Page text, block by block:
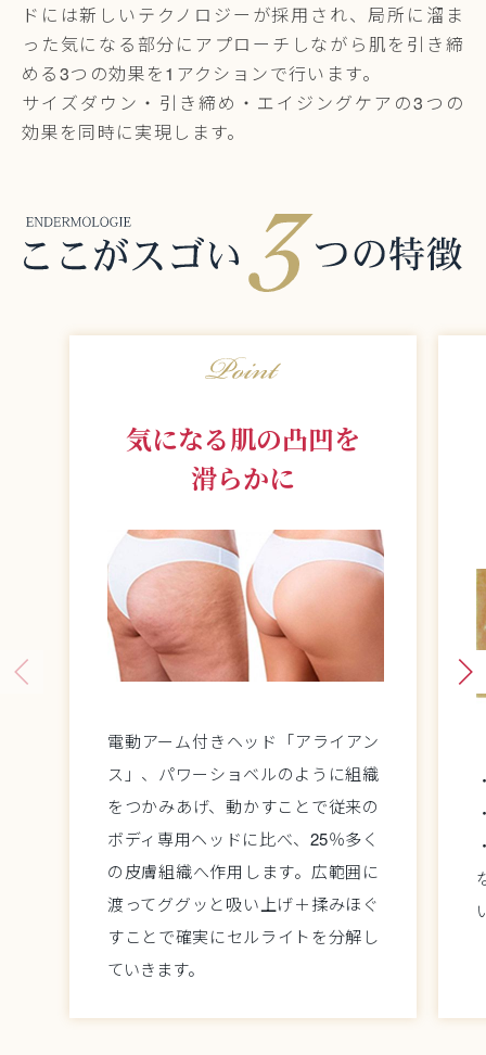
ドには新しいテクノロジーが採用され、局所に溜ま
った気になる部分にアプローチしながら肌を引き締
める3つの効果を1アクションで行います。
サイズダウン・引き締め・エイジングケアの3つの
効果を同時に実現します。
気になる肌の凸凹を
滑らかに
電動アーム付きヘッド「アライアン
ス」、パワーショベルのように組織
をつかみあげ、動かすことで従来の
ボディ専用ヘッドに比べ、25％多く
の皮膚組織へ作用します。広範囲に
渡ってググッと吸い上げ＋揉みほぐ
すことで確実にセルライトを分解し
ていきます。